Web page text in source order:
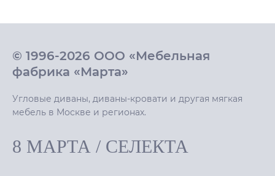
© 1996-2026 ООО «Мебельная
фабрика «Марта»
Угловые диваны, диваны-кровати и другая мягкая
мебель в Москве и регионах.
8 МАРТА / СЕЛЕКТА